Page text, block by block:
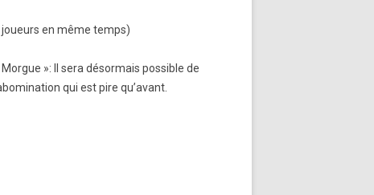
joueurs en même temps)
Morgue »: Il sera désormais possible de
qui est pire qu’avant.